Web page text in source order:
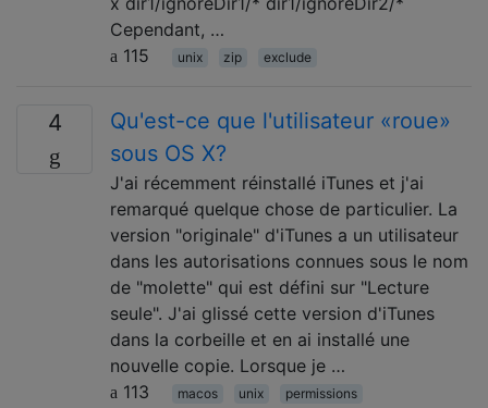
Cependant, …
115
unix zip exclude
4
Qu'est-ce que l'utilisateur «roue»
sous OS X?
J'ai récemment réinstallé iTunes et j'ai
remarqué quelque chose de particulier. La
version "originale" d'iTunes a un utilisateur
dans les autorisations connues sous le nom
de "molette" qui est défini sur "Lecture
seule". J'ai glissé cette version d'iTunes
dans la corbeille et en ai installé une
nouvelle copie. Lorsque je …
113
macos unix
permissions